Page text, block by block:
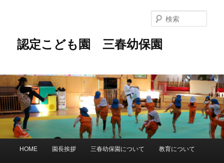
ツ
へ
移
動
へ
移
動
認定こども園 三春幼保園
索
HOME 園長挨拶 三春幼保園について 教育について